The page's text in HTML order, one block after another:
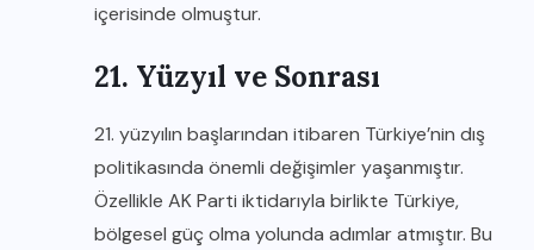
içerisinde olmuştur.
21. Yüzyıl ve Sonrası
21. yüzyılın başlarından itibaren Türkiye’nin dış
politikasında önemli değişimler yaşanmıştır.
Özellikle AK Parti iktidarıyla birlikte Türkiye,
bölgesel güç olma yolunda adımlar atmıştır. Bu